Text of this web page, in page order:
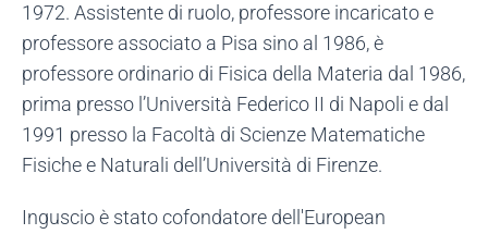
1972. Assistente di ruolo, professore incaricato e
professore associato a Pisa sino al 1986, è
professore ordinario di Fisica della Materia dal 1986,
prima presso l’Università Federico II di Napoli e dal
1991 presso la Facoltà di Scienze Matematiche
Fisiche e Naturali dell’Università di Firenze.
Inguscio è stato cofondatore dell'European